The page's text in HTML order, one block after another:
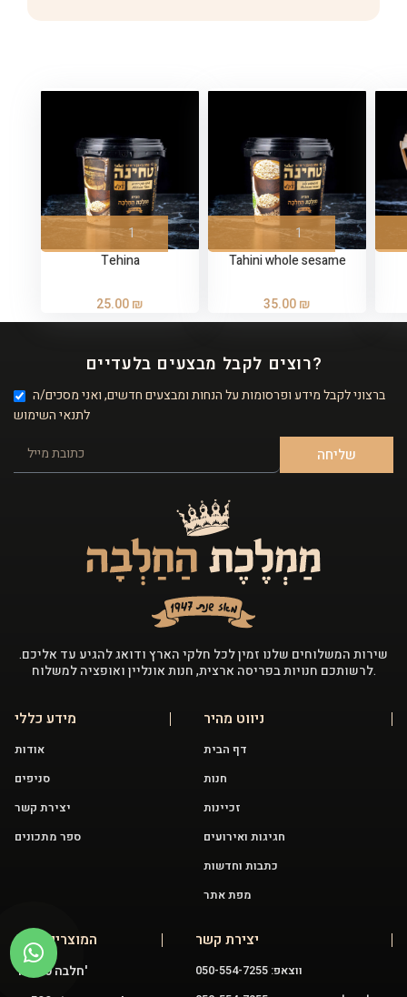
Tehina
25.00₪
Tahini whole sesame
35.00₪
רוצים לקבל מבצעים בלעדיים?
ברצוני לקבל מידע ופרסומות על הנחות ומבצעים חדשים, ואני מסכים/ה
לתנאי השימוש
שליחה
שירות המשלוחים שלנו זמין לכל חלקי הארץ ודואג להגיע עד אליכם.
לרשותכם חנויות בפריסה ארצית, חנות אונליין ואופציה למשלוח.
מידע כללי
אודות
סניפים
יצירת קשר
ספר מתכונים
ניווט מהיר
דף הבית
חנות
זכיינות
חגיגות ואירועים
כתבות וחדשות
מפת אתר
המוצרים שלנו
חלבה 400 גר'
יצירת קשר
ווצאפ: 050-554-7255